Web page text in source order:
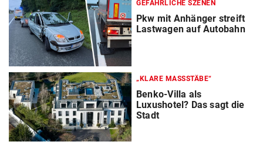
GEFÄHRLICHE SZENEN
Pkw mit Anhänger streift
Lastwagen auf Autobahn
„KLARE MASSSTÄBE“
Benko-Villa als
Luxushotel? Das sagt die
Stadt